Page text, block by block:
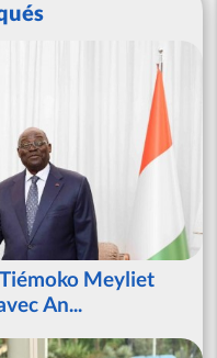
Meyliet
An...